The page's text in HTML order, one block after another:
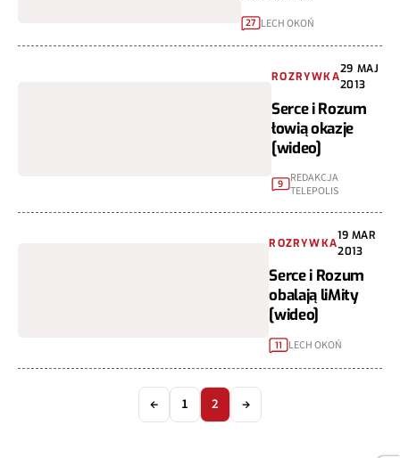
27 LECH OKOŃ
ROZRYWKA
29 MAJ
2013
Serce i Rozum
łowią okazje
[wideo]
9
REDAKCJA
TELEPOLIS
ROZRYWKA
19 MAR
2013
Serce i Rozum
obalają liMity
[wideo]
11 LECH OKOŃ
← 1 2 →